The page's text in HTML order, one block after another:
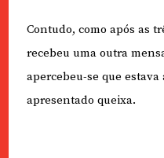
Contudo, como após as
recebeu uma outra
apercebeu-se que
apresentado queixa.